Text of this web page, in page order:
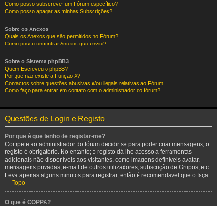
Como posso subscrever um Fórum específico?
Como posso apagar as minhas Subscrições?
Sobre os Anexos
Quais os Anexos que são permitidos no Fórum?
Como posso encontrar Anexos que enviei?
Sobre o Sistema phpBB3
Quem Escreveu o phpBB?
Por que não existe a Função X?
Contactos sobre questões abusivas e/ou ilegais relativas ao Fórum.
Como faço para entrar em contato com o administrador do fórum?
Questões de Login e Registo
Por que é que tenho de registar-me?
Compete ao administrador do fórum decidir se para poder criar mensagens, o
registo é obrigatório. No entanto; o registo dá-lhe acesso a ferramentas
adicionais não disponíveis aos visitantes, como imagens definíveis avatar,
mensagens privadas, e-mail de outros utilizadores, subscrição de Grupos, etc
Leva apenas alguns minutos para registrar, então é recomendável que o faça.
Topo
O que é COPPA?